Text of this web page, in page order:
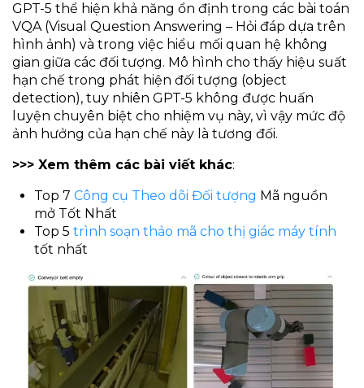
GPT-5 thể hiện khả năng ổn định trong các bài toán
VQA (Visual Question Answering – Hỏi đáp dựa trên
hình ảnh) và trong việc hiểu mối quan hệ không
gian giữa các đối tượng. Mô hình cho thấy hiệu suất
hạn chế trong phát hiện đối tượng (object
detection), tuy nhiên GPT-5 không được huấn
luyện chuyên biệt cho nhiệm vụ này, vì vậy mức độ
ảnh hưởng của hạn chế này là tương đối.
>>> Xem thêm các bài viết khác:
Top 7Công cụ Theo dõi Đối tượng Mã nguồn
mở Tốt Nhất
Top 5trình soạn thảo mã cho thị giác máy tính
tốt nhất